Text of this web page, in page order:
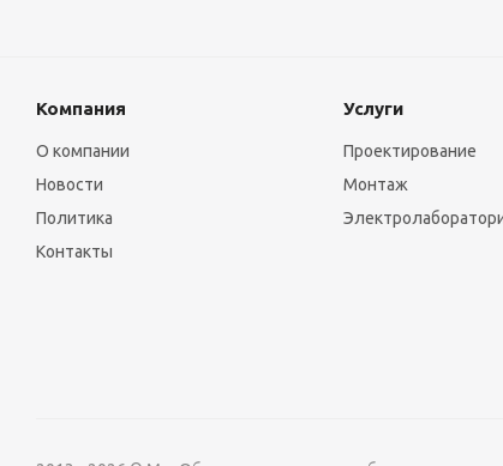
Компания
О компании
Новости
Политика
Контакты
Услуги
Проектирование
Монтаж